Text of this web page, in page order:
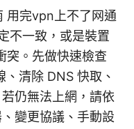
完vpn上不了网通
不一致，或是裝置
突。先做快速檢查
清除 DNS 快取、
仍無法上網，請依
變更協議、手動設